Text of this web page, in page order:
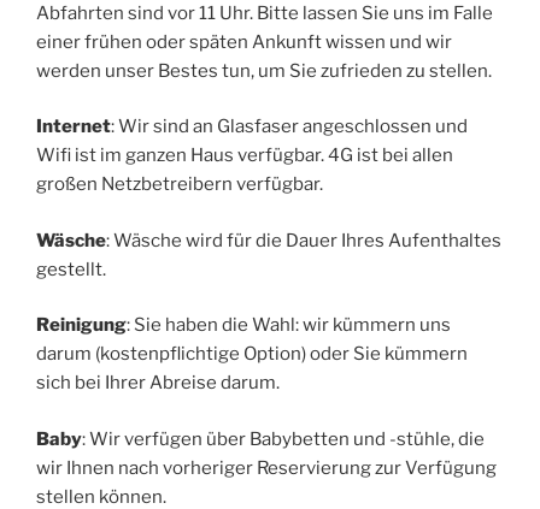
Abfahrten sind vor 11 Uhr. Bitte lassen Sie uns im Falle
einer frühen oder späten Ankunft wissen und wir
werden unser Bestes tun, um Sie zufrieden zu stellen.
Internet: Wir sind an Glasfaser angeschlossen und
Wifi ist im ganzen Haus verfügbar. 4G ist bei allen
großen Netzbetreibern verfügbar.
Wäsche: Wäsche wird für die Dauer Ihres Aufenthaltes
gestellt.
Reinigung: Sie haben die Wahl: wir kümmern uns
darum (kostenpflichtige Option) oder Sie kümmern
sich bei Ihrer Abreise darum.
Baby: Wir verfügen über Babybetten und -stühle, die
wir Ihnen nach vorheriger Reservierung zur Verfügung
stellen können.